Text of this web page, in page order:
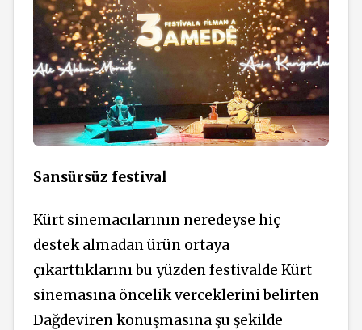
Sansürsüz festival
Kürt sinemacılarının neredeyse hiç
destek almadan ürün ortaya
çıkarttıklarını bu yüzden festivalde Kürt
sinemasına öncelik verceklerini belirten
Dağdeviren konuşmasına şu şekilde